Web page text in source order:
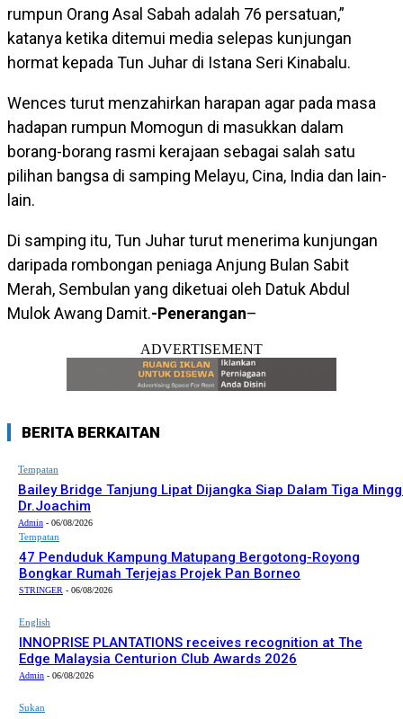
rumpun Orang Asal Sabah adalah 76 persatuan,”
katanya ketika ditemui media selepas kunjungan
hormat kepada Tun Juhar di Istana Seri Kinabalu.
Wences turut menzahirkan harapan agar pada masa
hadapan rumpun Momogun di masukkan dalam
borang-borang rasmi kerajaan sebagai salah satu
pilihan bangsa di samping Melayu, Cina, India dan lain-
lain.
Di samping itu, Tun Juhar turut menerima kunjungan
daripada rombongan peniaga Anjung Bulan Sabit
Merah, Sembulan yang diketuai oleh Datuk Abdul
Mulok Awang Damit.-Penerangan–
ADVERTISEMENT
BERITA BERKAITAN
Tempatan
Bailey Bridge Tanjung Lipat Dijangka Siap Dalam Tiga
Dr.Joachim
Admin - 06/08/2026
Tempatan
47 Penduduk Kampung Matupang Bergotong-Royong
Bongkar Rumah Terjejas Projek Pan Borneo
STRINGER - 06/08/2026
English
INNOPRISE PLANTATIONS receives recognition at The
Edge Malaysia Centurion Club Awards 2026
Admin - 06/08/2026
Sukan